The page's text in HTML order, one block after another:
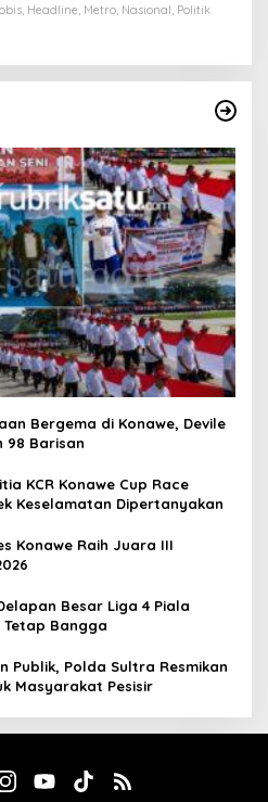
Headline, Metro, Nasional, Politik
Bergema di Konawe, Devile
98 Barisan
KCR Konawe Cup Race
Keselamatan Dipertanyakan
Konawe Raih Juara III
Besar Liga 4 Piala
Tetap Bangga
Publik, Polda Sultra Resmikan
Masyarakat Pesisir